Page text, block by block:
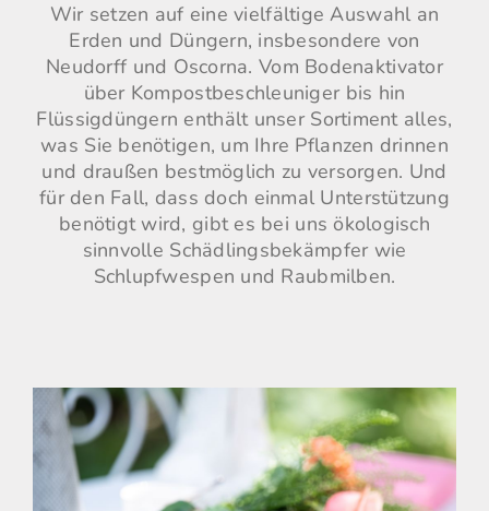
Wir setzen auf eine vielfältige Auswahl an
Erden und Düngern, insbesondere von
Neudorff und Oscorna. Vom Bodenaktivator
über Kompostbeschleuniger bis hin
Flüssigdüngern enthält unser Sortiment alles,
was Sie benötigen, um Ihre Pflanzen drinnen
und draußen bestmöglich zu versorgen. Und
für den Fall, dass doch einmal Unterstützung
benötigt wird, gibt es bei uns ökologisch
sinnvolle Schädlingsbekämpfer wie
Schlupfwespen und Raubmilben.